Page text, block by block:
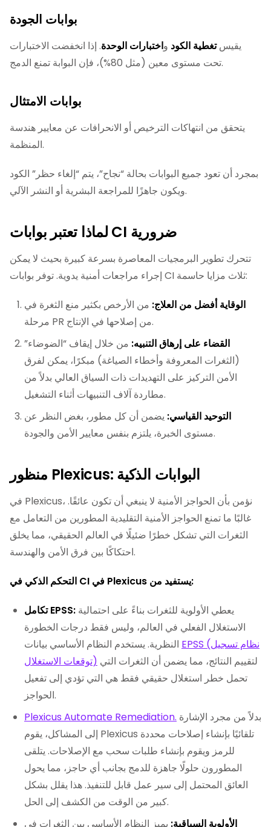
بوابات الجودة
يقيستغطية الكود واختبارات الوحدة. إذا انخفضت الاختبارات
تحت مستوى معين (مثل 80%)، فإن البوابة تمنع الدمج.
بوابات الامتثال
يتحقق من انتهاكات الترخيص أو الانحرافات عن معايير هندسة
المنظمة.
بمجرد أن تعود جميع البوابات بحالة “نجاح”، يتم “إلغاء حظر” الكود
ويكون جاهزًا للمراجعة البشرية أو النشر الآلي.
لماذا تعتبر بوابات CI ضرورية
تتحرك تطوير البرمجيات المعاصرة بسرعة كبيرة بحيث لا يمكن
إجراء مراجعات أمنية يدوية. توفر بوابات CI ثلاث مزايا حاسمة:
الوقاية أفضل من العلاج: من الأرخص بكثير منع الثغرة في
مرحلة PR من إصلاحها في الإنتاج.
القضاء على إرهاق التنبيه: من خلال إيقاف “الضوضاء”
(الثغرات المعروفة وأخطاء الصياغة) مبكرًا، يمكن لفرق
الأمن التركيز على التهديدات ذات السياق العالي بدلاً من
مطاردة آلاف التنبيهات أثناء التشغيل.
التوحيد القياسي: يضمن أن كل مطور، بغض النظر عن
مستوى الخبرة، يلتزم بنفس معايير الأمن والجودة.
منظور Plexicus: البوابات الذكية
في Plexicus، نؤمن بأن الحواجز الأمنية لا ينبغي أن تكون عائقًا.
غالبًا ما تمنع الحواجز الأمنية التقليدية المطورين من التعامل مع
الثغرات التي تشكل خطرًا ضئيلًا في العالم الحقيقي، مما يخلق
احتكاكًا بين فرق الأمن والهندسة.
التحكم الذكي في CI في Plexicus يستفيد من:
تكامل EPSS:
الاستغلال الفعلي في العالم، وليس فقط درجات الخطورة
EPSS (نظام تسجيل
توقعات الاستغلال)
تحمل خطر استغلال حقيقي فقط هي التي تؤدي إلى تفعيل
الحواجز.
Plexicus Automate Remediation.
إلى المشاكل، يقوم Plexicus تلقائيًا بإنشاء إصلاحات محددة
للرمز ويقوم بإنشاء طلبات سحب مع الإصلاحات. يتلقى
المطورون حلولًا جاهزة للدمج بجانب أي حاجز، مما يحول
العائق المحتمل إلى سير عمل قابل للتنفيذ. هذا يقلل بشكل
كبير من الوقت من الكشف إلى الحل.
الأولوية السياقية: يميز النظام الأساسي بين الثغرات في